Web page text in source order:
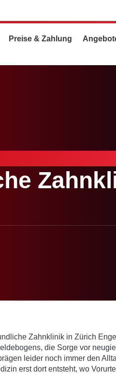
Preise & Zahlung
die Sorge vor
leider noch immer den
erst dort entsteht, wo